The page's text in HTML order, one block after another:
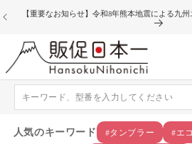
ンツに
【重要なお知らせ】令和8年熊本地震による九
人気のキーワード #タンブラー #エ